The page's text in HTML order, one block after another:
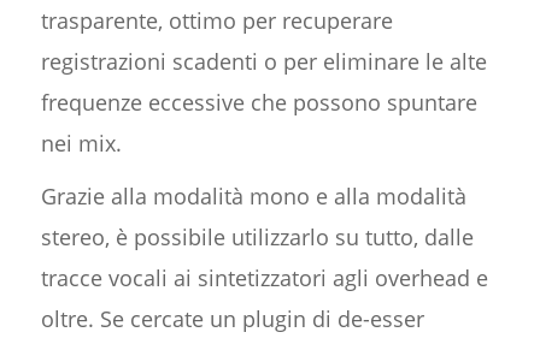
trasparente, ottimo per recuperare
registrazioni scadenti o per eliminare le alte
frequenze eccessive che possono spuntare
nei mix.
Grazie alla modalità mono e alla modalità
stereo, è possibile utilizzarlo su tutto, dalle
tracce vocali ai sintetizzatori agli overhead e
oltre. Se cercate un plugin di de-esser